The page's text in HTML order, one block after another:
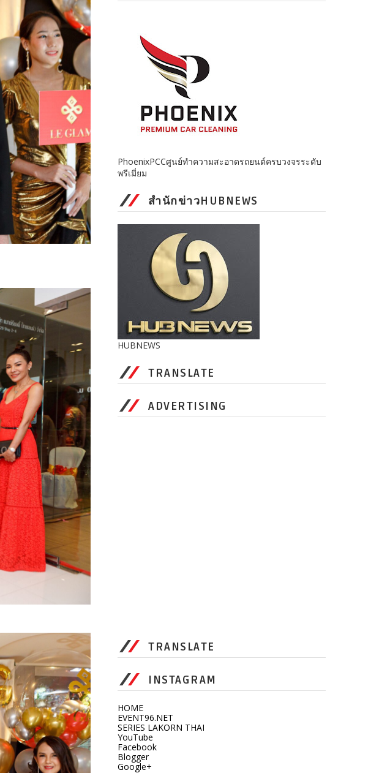
PhoenixPCCศูนย์ทำความสะอาดรถยนต์ครบวงจรระดับ
พรีเมี่ยม
สำนักข่าวHUBNEWS
HUBNEWS
TRANSLATE
ADVERTISING
TRANSLATE
INSTAGRAM
HOME
EVENT96.NET
SERIES LAKORN THAI
YouTube
Facebook
Blogger
Google+